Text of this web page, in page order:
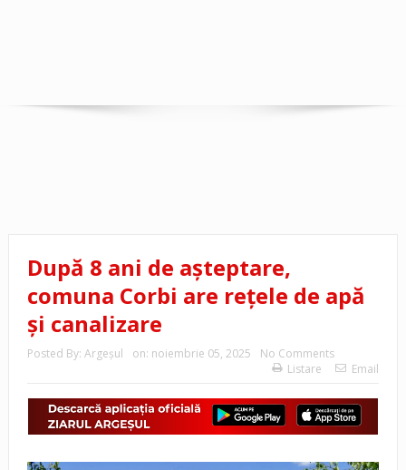
După 8 ani de așteptare,
comuna Corbi are rețele de apă
și canalizare
Posted By: Argeşul on: noiembrie 05, 2025
No Comments
Listare
Email